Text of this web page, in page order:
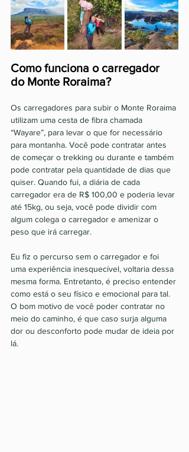
Como funciona o carregador
do Monte Roraima?
Os carregadores para subir o Monte Roraima
utilizam uma cesta de fibra chamada
“Wayare”, para levar o que for necessário
para montanha. Você pode contratar antes
de começar o trekking ou durante e também
pode contratar pela quantidade de dias que
quiser. Quando fui, a diária de cada
carregador era de R$ 100,00 e poderia levar
até 15kg, ou seja, você pode dividir com
algum colega o carregador e amenizar o
peso que irá carregar.
Eu fiz o percurso sem o carregador e foi
uma experiência inesquecível, voltaria dessa
mesma forma. Entretanto, é preciso entender
como está o seu físico e emocional para tal.
O bom motivo de você poder contratar no
meio do caminho, é que caso surja alguma
dor ou desconforto pode mudar de ideia por
lá.